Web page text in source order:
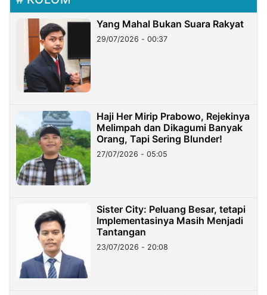
Yang Mahal Bukan Suara Rakyat
29/07/2026 - 00:37
Haji Her Mirip Prabowo, Rejekinya
Melimpah dan Dikagumi Banyak
Orang, Tapi Sering Blunder!
27/07/2026 - 05:05
Sister City: Peluang Besar, tetapi
Implementasinya Masih Menjadi
Tantangan
23/07/2026 - 20:08